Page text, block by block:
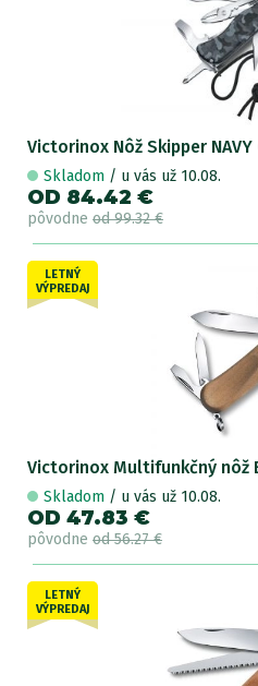
Victorinox Nôž Skipper
Skladom / u vás už 10.08.
OD 84.42 €
pôvodne od 99.32 €
LETNÝ
VÝPREDAJ
Victorinox Multifunkčný nôž
Skladom / u vás už 10.08.
OD 47.83 €
pôvodne od 56.27 €
LETNÝ
VÝPREDAJ